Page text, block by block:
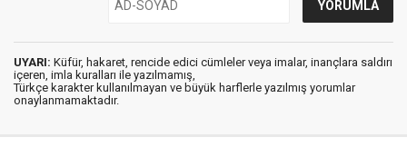
UYARI: Küfür, hakaret, rencide edici cümleler veya imalar, inançlara saldırı
içeren, imla kuralları ile yazılmamış,
Türkçe karakter kullanılmayan ve büyük harflerle yazılmış yorumlar
onaylanmamaktadır.